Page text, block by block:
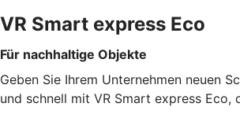
VR Smart express Eco
Für nachhaltige Objekte
Geben Sie Ihrem Unternehmen neuen
und schnell mit VR Smart express